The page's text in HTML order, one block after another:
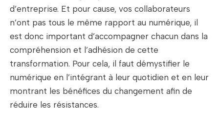
d’entreprise. Et pour cause, vos collaborateurs
n’ont pas tous le même rapport au numérique, il
est donc important d’accompagner chacun dans la
compréhension et l’adhésion de cette
transformation. Pour cela, il faut démystifier le
numérique en l’intégrant à leur quotidien et en leur
montrant les bénéfices du changement afin de
réduire les résistances.